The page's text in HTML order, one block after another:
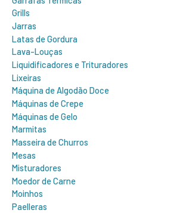
Grills
Jarras
Latas de Gordura
Lava-Louças
Liquidificadores e Trituradores
Lixeiras
Máquina de Algodão Doce
Máquinas de Crepe
Máquinas de Gelo
Marmitas
Masseira de Churros
Mesas
Misturadores
Moedor de Carne
Moinhos
Paelleras